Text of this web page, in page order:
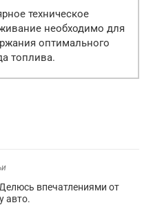
техническое
необходимо для
оптимального
топлива.
впечатлениями от
авто.